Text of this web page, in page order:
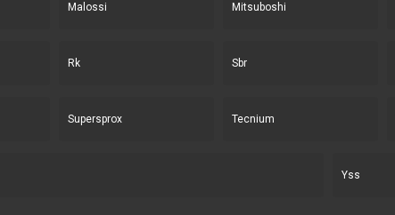
Malossi Mitsuboshi
Rk Sbr
Supersprox Tecnium
Yss